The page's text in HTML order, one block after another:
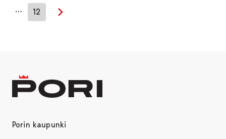
… 12
Next page
Porin kaupunki